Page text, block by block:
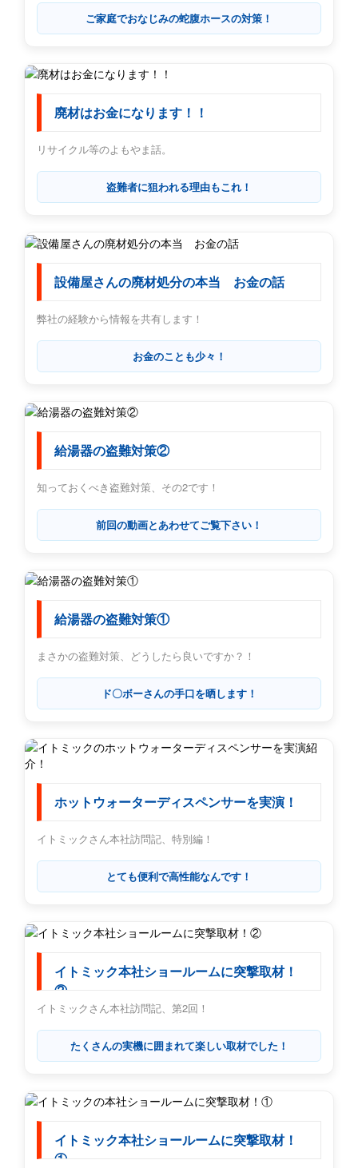
ご家庭でおなじみの蛇腹ホースの対策！
廃材はお金になります！！
リサイクル等のよもやま話。
盗難者に狙われる理由もこれ！
設備屋さんの廃材処分の本当 お金の話
弊社の経験から情報を共有します！
お金のことも少々！
給湯器の盗難対策②
知っておくべき盗難対策、その2です！
前回の動画とあわせてご覧下さい！
給湯器の盗難対策①
まさかの盗難対策、どうしたら良いですか？！
ド〇ボーさんの手口を晒します！
ホットウォーターディスペンサーを実演！
イトミックさん本社訪問記、特別編！
とても便利で高性能なんです！
イトミック本社ショールームに突撃取材！
②
イトミックさん本社訪問記、第2回！
たくさんの実機に囲まれて楽しい取材でした！
イトミック本社ショールームに突撃取材！
①